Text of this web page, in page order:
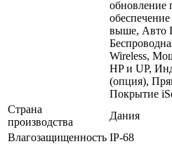
выше, Авто
Wireless,
HP и UP,
(опция),
Покрытие
Страна
производства
Дания
Влагозащищенность IP-68